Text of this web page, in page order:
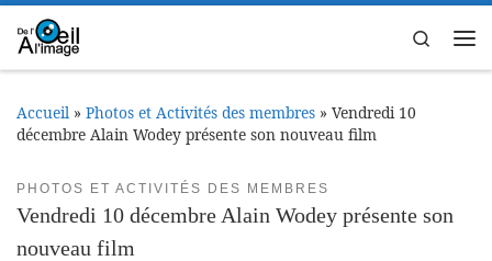
Passer au contenu
Search
Accueil » Photos et Activités des membres » Vendredi 10
décembre Alain Wodey présente son nouveau film
PHOTOS ET ACTIVITÉS DES MEMBRES
Vendredi 10 décembre Alain Wodey présente son
nouveau film